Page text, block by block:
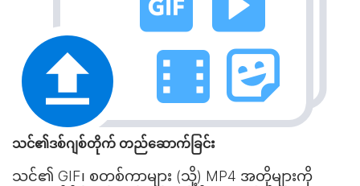
သင်၏ဒစ်ဂျစ်တိုက် တည်ဆောက်ခြင်း
သင်၏ GIF၊ စတစ်ကာများ (သို့) MP4 အတိုများကို